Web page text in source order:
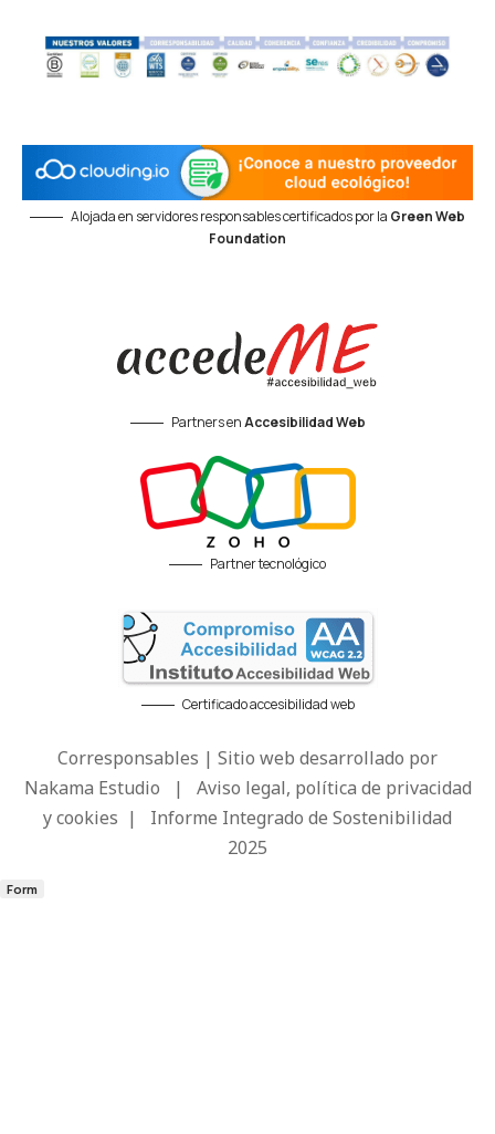
Alojada en servidores responsables certificados por la Green Web
Foundation
Partners enAccesibilidad Web
Partner tecnológico
Certificado accesibilidad web
Corresponsables | Sitio web desarrollado por
Nakama Estudio | Aviso legal, política de privacidad
y cookies | Informe Integrado de Sostenibilidad
2025
Form